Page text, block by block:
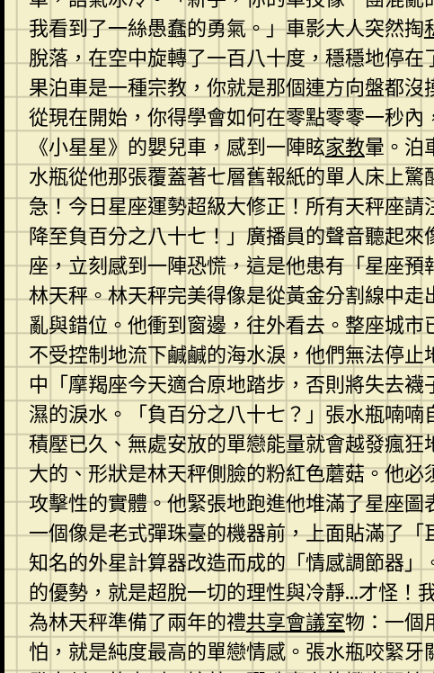
我看到了一絲愚蠢的勇氣。」車影大人突然掏
脫落，在空中旋轉了一百八十度，穩穩地停
果泊車是一種宗教，你就是那個連方向盤都
從現在開始，你得學會如何在零點零零一秒
《小星星》的嬰兒車，感到一陣眩家教暈。泊
水瓶從他那張覆蓋著七層舊報紙的單人床上
急！今日星座運勢超級大修正！所有天秤座
降至負百分之八十七！」廣播員的聲音聽起
座，立刻感到一陣恐慌，這是他患有「星座
林天秤。林天秤完美得像是從黃金分割線中
亂與錯位。他衝到窗邊，往外看去。整座城
不受控制地流下鹹鹹的海水淚，他們無法停
中「摩羯座今天適合原地踏步，否則將失去
濕的淚水。「負百分之八十七？」張水瓶喃
積壓已久、無處安放的單戀能量就會越發瘋
大的、形狀是林天秤側臉的粉紅色蘑菇。他
攻擊性的實體。他緊張地跑進他堆滿了星座
一個像是老式彈珠臺的機器前，上面貼滿了「
知名的外星計算器改造而成的「情感調節器
的優勢，就是超脫一切的理性與冷靜…才怪！
為林天秤準備了兩年的禮共享會議室物：一個
怕，就是純度最高的單戀情感。張水瓶咬緊